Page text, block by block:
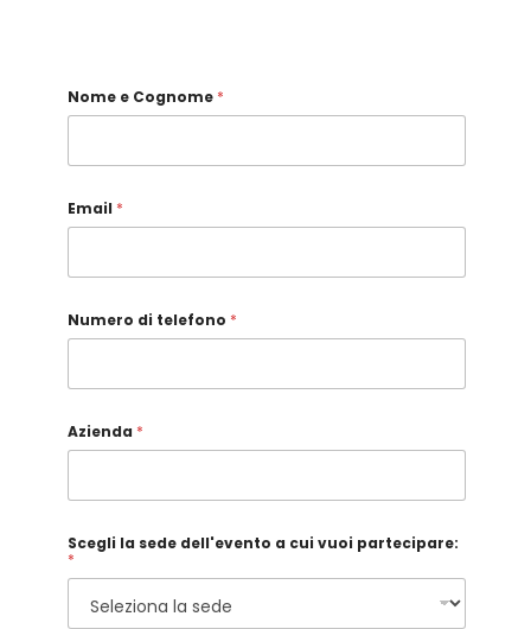
Nome e Cognome *
Email *
Numero di telefono *
Azienda *
Scegli la sede dell'evento a cui vuoi partecipare:
*